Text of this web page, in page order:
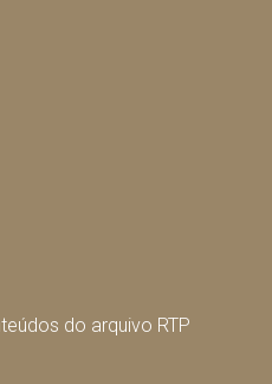
do arquivo RTP